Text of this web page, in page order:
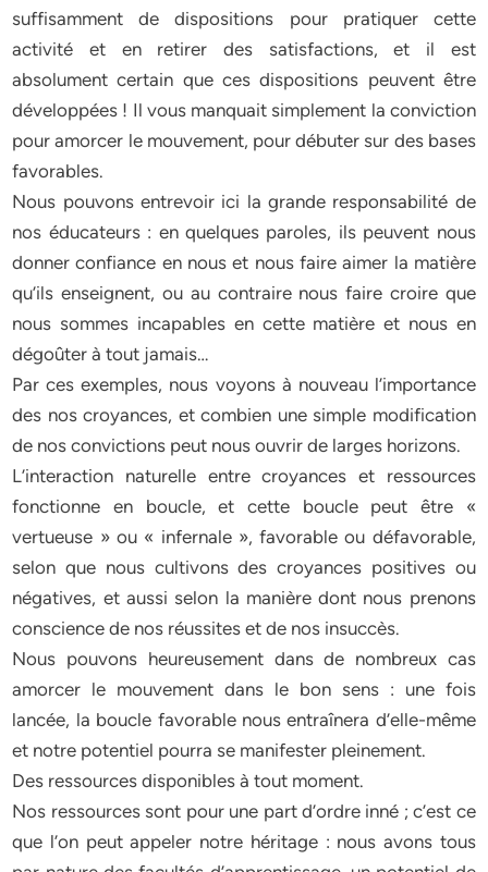
suffisamment de dispositions pour pratiquer cette
activité et en retirer des satisfactions, et il est
absolument certain que ces dispositions peuvent être
développées ! Il vous manquait simplement la conviction
pour amorcer le mouvement, pour débuter sur des bases
favorables.
Nous pouvons entrevoir ici la grande responsabilité de
nos éducateurs : en quelques paroles, ils peuvent nous
donner confiance en nous et nous faire aimer la matière
qu’ils enseignent, ou au contraire nous faire croire que
nous sommes incapables en cette matière et nous en
dégoûter à tout jamais…
Par ces exemples, nous voyons à nouveau l’importance
des nos croyances, et combien une simple modification
de nos convictions peut nous ouvrir de larges horizons.
L’interaction naturelle entre croyances et ressources
fonctionne en boucle, et cette boucle peut être «
vertueuse » ou « infernale », favorable ou défavorable,
selon que nous cultivons des croyances positives ou
négatives, et aussi selon la manière dont nous prenons
conscience de nos réussites et de nos insuccès.
Nous pouvons heureusement dans de nombreux cas
amorcer le mouvement dans le bon sens : une fois
lancée, la boucle favorable nous entraînera d’elle-même
et notre potentiel pourra se manifester pleinement.
Des ressources disponibles à tout moment.
Nos ressources sont pour une part d’ordre inné ; c’est ce
que l’on peut appeler notre héritage : nous avons tous